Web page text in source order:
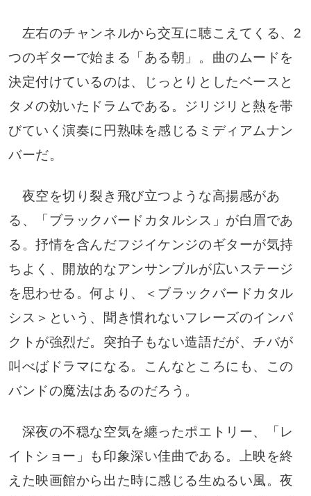
左右のチャンネルから交互に聴こえてくる、2
つのギターで始まる「ある朝」。曲のムードを
決定付けているのは、じっとりとしたベースと
タメの効いたドラムである。ジリジリと熱を帯
びていく演奏に円熟味を感じるミディアムナン
バーだ。
夜空を切り裂き飛び立つような高揚感があ
る、「ブラックバードカタルシス」が白眉であ
る。抒情を含んだフジイケンジのギターが気持
ちよく、開放的なアンサンブルが広いステージ
を思わせる。何より、＜ブラックバードカタル
シス＞という、聞き慣れないフレーズのインパ
クトが強烈だ。突拍子もない造語だが、チバが
叫べばドラマになる。こんなところにも、この
バンドの魔法はあるのだろう。
深夜の不穏な空気を纏ったポエトリー、「レ
イトショー」も印象深い佳曲である。上映を終
えた映画館から出た時に感じる生ぬるい風。夜